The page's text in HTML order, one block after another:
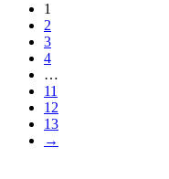
1
2
3
4
…
11
12
13
→